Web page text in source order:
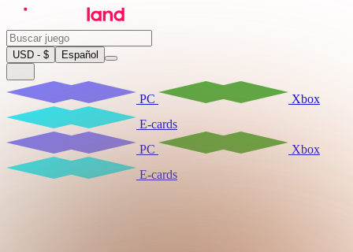
USD - $ Español
PC
Xbox
E-cards
PC
Xbox
E-cards